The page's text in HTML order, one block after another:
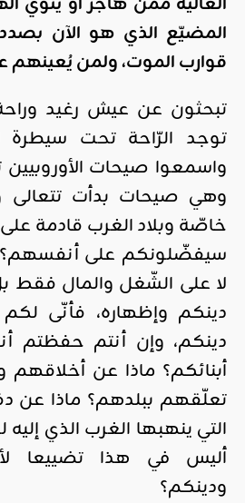
المضيّع الذي هو الآن
قوارب الموت، ولمن يُعينهم
تبحثون عن عيش رغيد
توجد الرّاحة تحت سيطرة
واسمعوا صيحات الأوروبيين
وهي صيحات بدأت تتعالى
خاصّة وبلاد الغرب قادمة
سيفضّلونكم على أنفسهم؟
لا على الشّغل والمال فقط
دينكم وإظهاره، فأنّى
دينكم، وإن أنتم حفظتم
أبنائكم؟ ماذا عن أخلاقهم
تعلّقهم ببلدهم؟ ماذا عن
التي ينهبها الغرب الذي
أليس في هذا تضييعا
ودينكم؟